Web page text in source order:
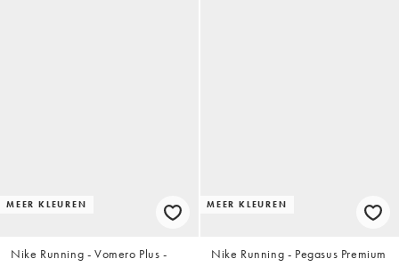
MEER KLEUREN
Nike Running - Vomero Plus -
MEER KLEUREN
Nike Running - Pegasus Premium